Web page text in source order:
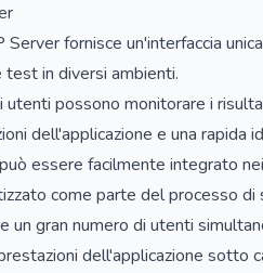
fornisce un'interfaccia
test in diversi ambienti.
utenti possono monitorare i
dell'applicazione e una rapida
essere facilmente integrato
come parte del processo di
gran numero di utenti
dell'applicazione sotto